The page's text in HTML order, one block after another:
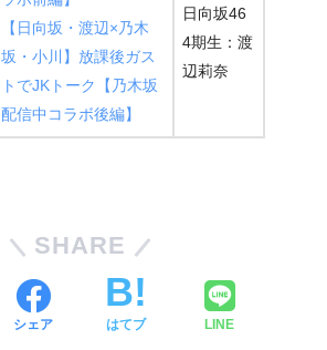
【日向坂・渡辺×乃木
坂・小川】放課後ガス
トでJKトーク【乃木坂
配信中コラボ後編】
日向坂46
4期生：渡
辺莉奈
SHARE
シェア はてブ LINE